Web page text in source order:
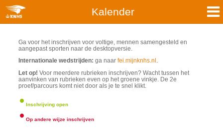
Kalender
Ga voor het inschrijven voor voltige, mennen samengesteld en
aangepast sporten naar de desktopversie.
Internationale wedstrijden:ga naarfei.mijnknhs.nl
Let op! Voor meerdere rubrieken inschrijven? Wacht tussen het
aanvinken van rubrieken even op het groene vinkje. De 2e
proef/parcours komt niet door als je te snel klikt.
· Inschrijving open
· Op andere wijze inschrijven